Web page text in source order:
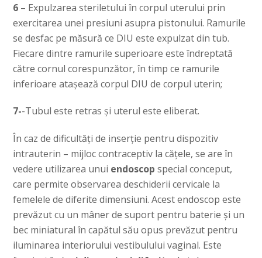
6 – Expulzarea steriletului în corpul uterului prin
exercitarea unei presiuni asupra pistonului. Ramurile
se desfac pe măsură ce DIU este expulzat din tub.
Fiecare dintre ramurile superioare este îndreptată
către cornul corespunzător, în timp ce ramurile
inferioare atașează corpul DIU de corpul uterin;
7--Tubul este retras și uterul este eliberat.
În caz de dificultăți de inserție pentru dispozitiv
intrauterin – mijloc contraceptiv la cățele, se are în
vedere utilizarea unui endoscop special conceput,
care permite observarea deschiderii cervicale la
femelele de diferite dimensiuni. Acest endoscop este
prevăzut cu un mâner de suport pentru baterie și un
bec miniatural în capătul său opus prevăzut pentru
iluminarea interiorului vestibulului vaginal. Este